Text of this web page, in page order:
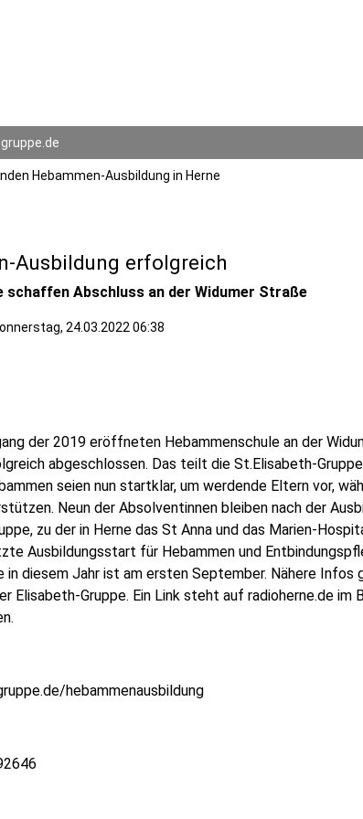
Hebammen-Ausbildung in Herne
Ausbildung erfolgreich
schaffen Abschluss an der Widumer Straße
24.03.2022 06:38
der 2019 eröffneten Hebammenschule an der
abgeschlossen. Das teilt die St.Elisabeth-
seien nun startklar, um werdende Eltern vor,
Neun der Absolventinnen bleiben nach der
zu der in Herne das St Anna und das Marien-
Ausbildungsstart für Hebammen und
in diesem Jahr ist am ersten September. Nähere Infos
Elisabeth-Gruppe. Ein Link steht auf radioherne.de im
hebammenausbildung